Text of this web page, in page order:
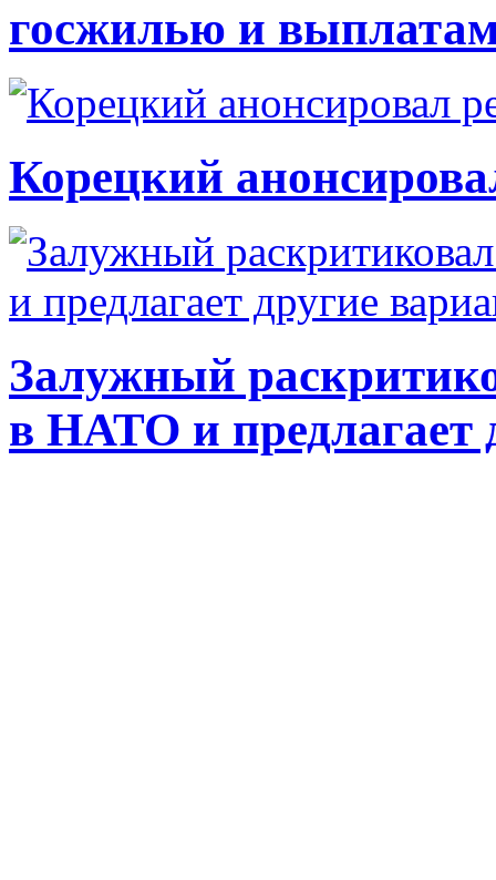
госжилью и
Корецкий
Залужный
в НАТО и предлагает